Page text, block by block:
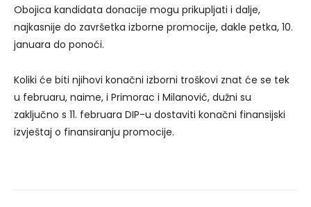
Obojica kandidata donacije mogu prikupljati i dalje,
najkasnije do završetka izborne promocije, dakle petka, 10.
januara do ponoći.
Koliki će biti njihovi konačni izborni troškovi znat će se tek
u februaru, naime, i Primorac i Milanović, dužni su
zaključno s 11. februara DIP-u dostaviti konačni finansijski
izvještaj o finansiranju promocije.